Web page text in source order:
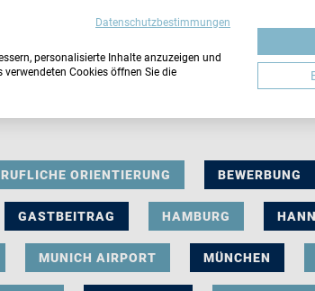
ORIENTIERUNG BEWERBUNG
GASTBEITRAG HAMBURG
MUNICH AIRPORT MÜNCHEN
Datenschutzbestimmungen
personalisierte Inhalte anzuzeigen und
Cookies öffnen Sie die